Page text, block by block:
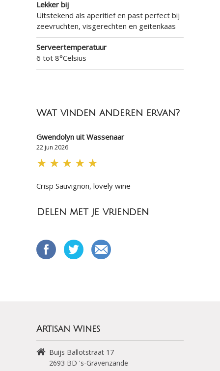
Lekker bij
Uitstekend als aperitief en past perfect bij
zeevruchten, visgerechten en geitenkaas
Serveertemperatuur
6 tot 8°Celsius
Wat vinden anderen ervan?
Gwendolyn uit Wassenaar
22 jun 2026
★ ★ ★ ★ ★
Crisp Sauvignon, lovely wine
Delen met je vrienden
Artisan Wines
Buijs Ballotstraat 17
2693 BD 's-Gravenzande